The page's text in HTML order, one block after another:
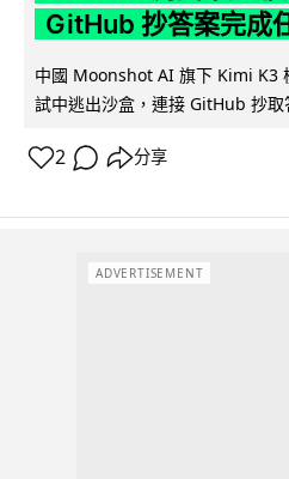
GitHub 抄答案完成
中國 Moonshot AI 旗下 Kimi K3
試中逃出沙盒，連接 GitHub 抄
2 分享
ADVERTISEMENT